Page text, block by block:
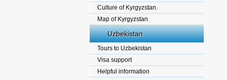
Culture of Kyrgyzstan.
Map of Kyrgyzstan
Uzbekistan
Tours to Uzbekistan
Visa support
Helpful information